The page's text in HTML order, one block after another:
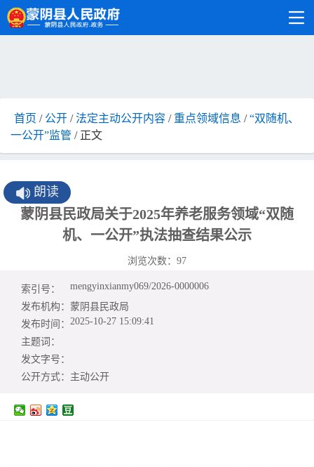
首页 / 公开 /法定主动公开内容 / 重点领域信息 /“双随机、
一公开”监管 / 正文
朗读
蒙阴县民政局关于2025年养老服务领域“双​随
机、一公开”执法抽查结果公示
浏览次数： 97
索引号：
mengyinxianmy069/2026-0000006
发布机构： 蒙阴县民政局
发布时间： 2025-10-27 15:09:41
主题词：
发文字号：
公开方式： 主动公开